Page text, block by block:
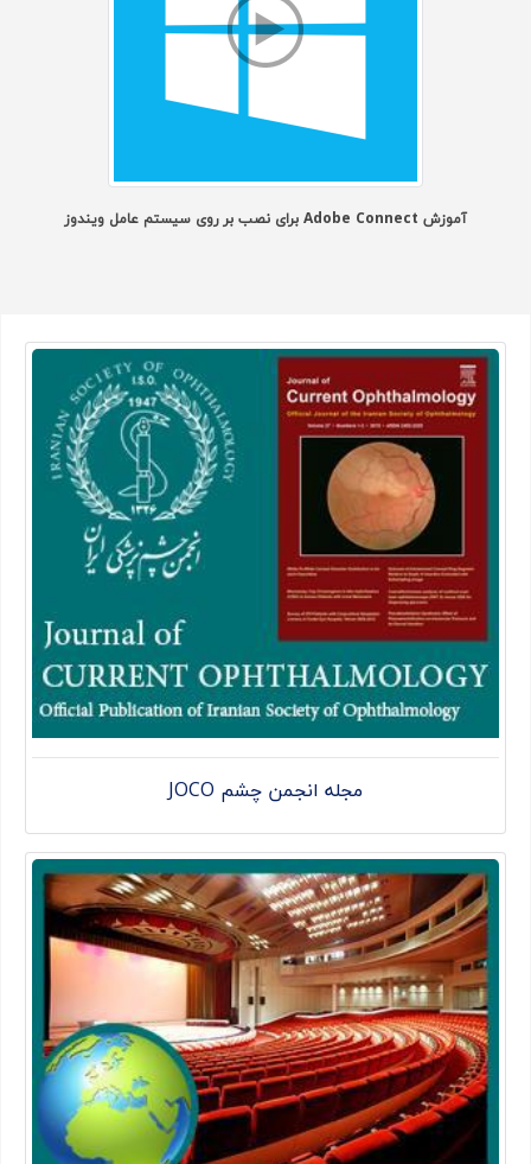
آموزش Adobe Connect برای نصب بر روی سیستم عامل ویندوز
مجله انجمن چشم JOCO